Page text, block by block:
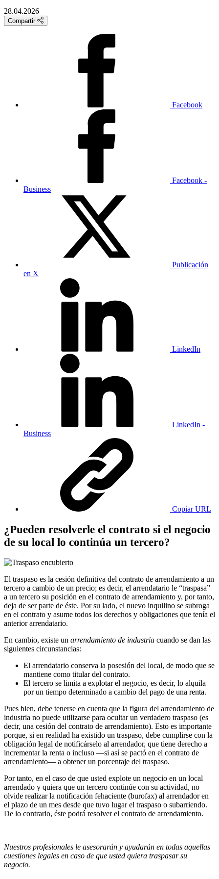
28.04.2026
Compartir
Facebook
Facebook -
Business
Publicación
en X
LinkedIn
LinkedIn -
Business
Copiar URL
¿Pueden resolverle el contrato si el negocio
de su local lo continúa un tercero?
El traspaso es la cesión definitiva del contrato de arrendamiento a un
tercero a cambio de un precio; es decir, el arrendatario le “traspasa”
a un tercero su posición en el contrato de arrendamiento y, por tanto,
deja de ser parte de éste. Por su lado, el nuevo inquilino se subroga
en el contrato y asume todos los derechos y obligaciones que tenía el
anterior arrendatario.
En cambio, existe un arrendamiento de industria cuando se dan las
siguientes circunstancias:
El arrendatario conserva la posesión del local, de modo que se
mantiene como titular del contrato.
El tercero se limita a explotar el negocio, es decir, lo alquila
por un tiempo determinado a cambio del pago de una renta.
Pues bien, debe tenerse en cuenta que la figura del arrendamiento de
industria no puede utilizarse para ocultar un verdadero traspaso (es
decir, una cesión del contrato de arrendamiento). Esto es importante
porque, si en realidad ha existido un traspaso, debe cumplirse con la
obligación legal de notificárselo al arrendador, que tiene derecho a
incrementar la renta o incluso —si así se pactó en el contrato de
arrendamiento— a obtener un porcentaje del traspaso.
Por tanto, en el caso de que usted explote un negocio en un local
arrendado y quiera que un tercero continúe con su actividad, no
olvide realizar la notificación fehaciente (burofax) al arrendador en
el plazo de un mes desde que tuvo lugar el traspaso o subarriendo.
De lo contrario, éste podrá resolver el contrato de arrendamiento.
Nuestros profesionales le asesorarán y ayudarán en todas aquellas
cuestiones legales en caso de que usted quiera traspasar su
negocio.